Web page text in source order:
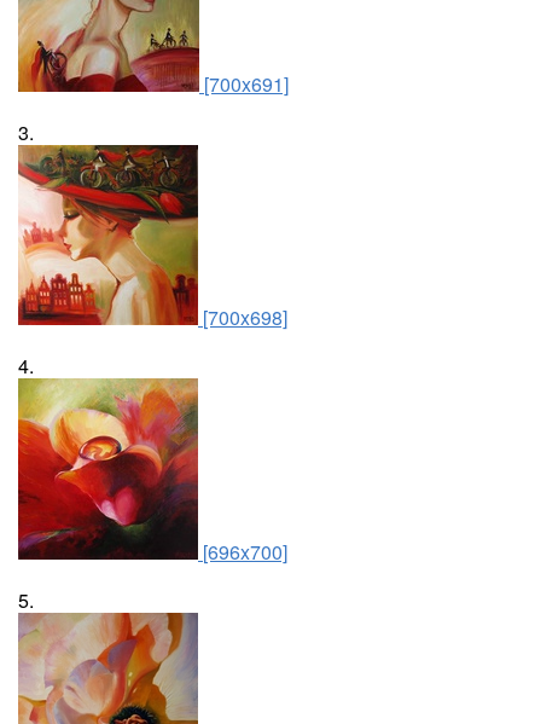
[700x691]
3.
[700x698]
4.
[696x700]
5.